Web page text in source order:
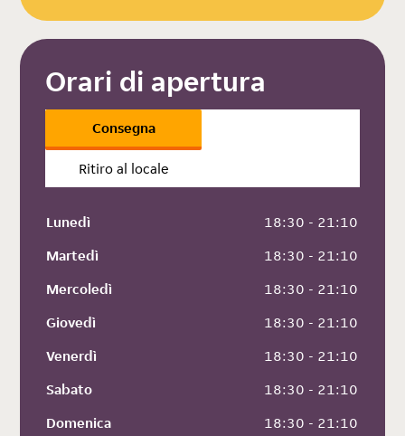
Orari di apertura
Consegna
Ritiro al locale
Lunedì
18:30 - 21:10
Martedì
18:30 - 21:10
Mercoledì
18:30 - 21:10
Giovedì
18:30 - 21:10
Venerdì
18:30 - 21:10
Sabato
18:30 - 21:10
Domenica
18:30 - 21:10